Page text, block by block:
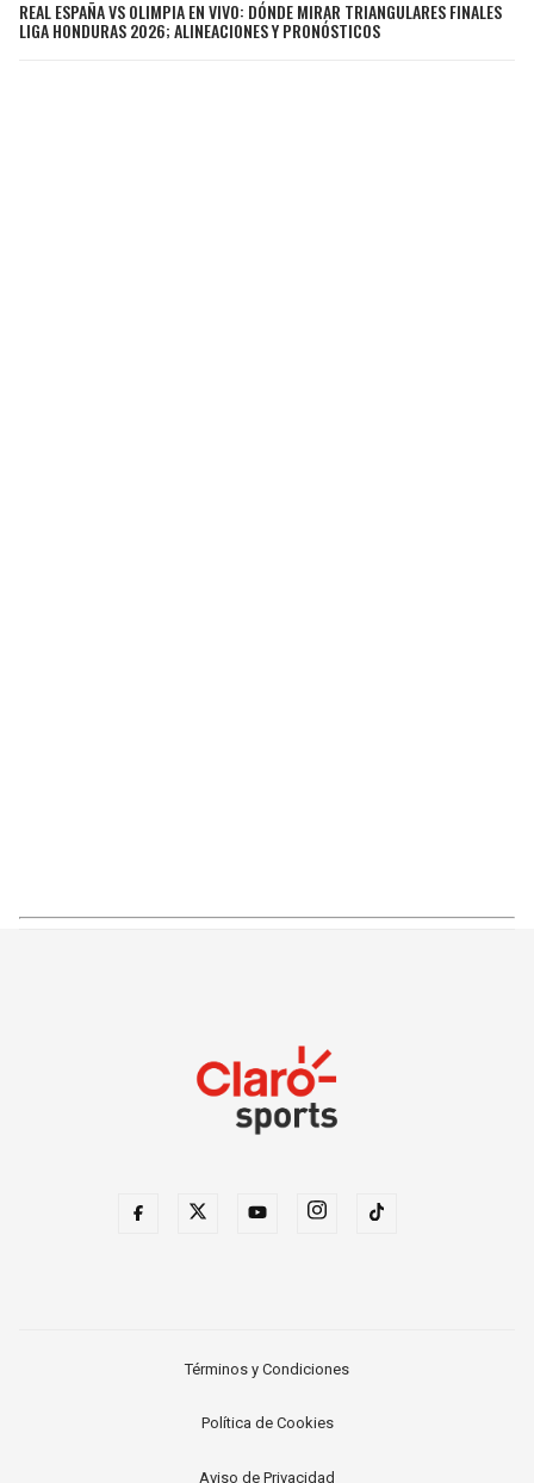
REAL ESPAÑA VS OLIMPIA EN VIVO: DÓNDE MIRAR TRIANGULARES FINALES
LIGA HONDURAS 2026; ALINEACIONES Y PRONÓSTICOS
Términos y Condiciones
Política de Cookies
Aviso de Privacidad